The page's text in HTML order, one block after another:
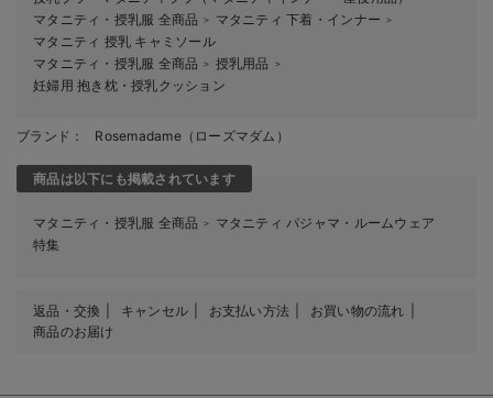
マタニティ・授乳服 全商品 ＞ マタニティ 下着・インナー ＞
マタニティ 授乳 キャミソール
マタニティ・授乳服 全商品 ＞ 授乳用品 ＞
妊婦用 抱き枕・授乳クッション
ブランド： Rosemadame（ローズマダム）
商品は以下にも掲載されています
マタニティ・授乳服 全商品 ＞
マタニティ パジャマ・ルームウェア
特集
返品・交換 キャンセル お支払い方法
お買い物の流れ
商品のお届け